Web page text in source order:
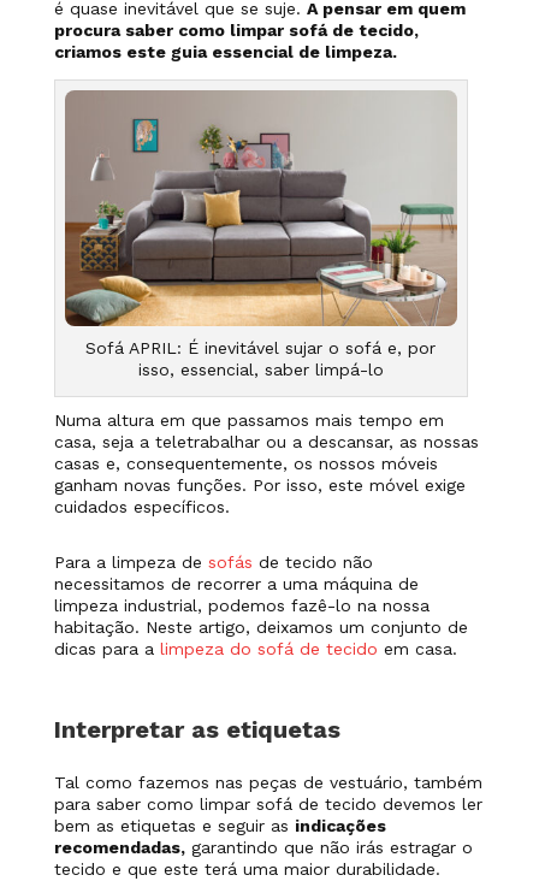
é quase inevitável que se suje. A pensar em quem
procura saber como limpar sofá de tecido,
criamos este guia essencial de limpeza.
Sofá APRIL: É inevitável sujar o sofá e, por
isso, essencial, saber limpá-lo
Numa altura em que passamos mais tempo em
casa, seja a teletrabalhar ou a descansar, as nossas
casas e, consequentemente, os nossos móveis
ganham novas funções. Por isso, este móvel exige
cuidados específicos.
Para a limpeza de sofás de tecido não
necessitamos de recorrer a uma máquina de
limpeza industrial, podemos fazê-lo na nossa
habitação. Neste artigo, deixamos um conjunto de
dicas para a limpeza do sofá de tecido em casa.
Interpretar as etiquetas
Tal como fazemos nas peças de vestuário, também
para saber como limpar sofá de tecido devemos ler
bem as etiquetas e seguir as indicações
recomendadas,garantindo que não irás estragar o
tecido e que este terá uma maior durabilidade.